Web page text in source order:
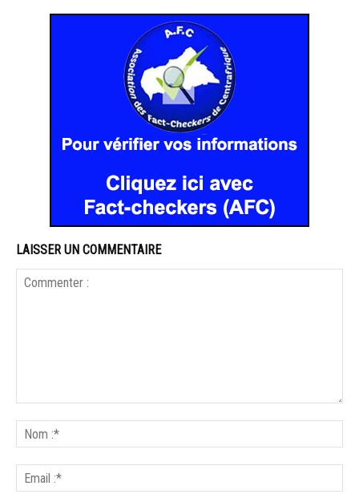
LAISSER UN COMMENTAIRE